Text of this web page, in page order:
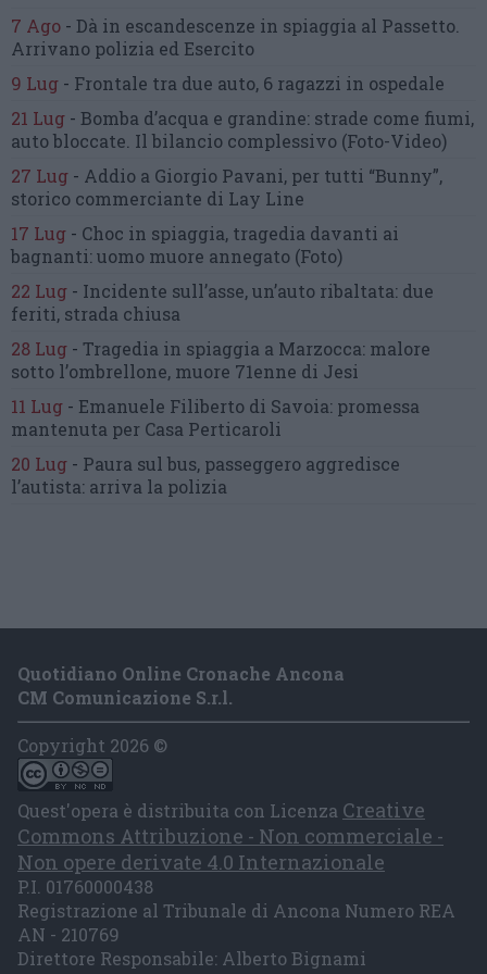
7 Ago - Dà in escandescenze in spiaggia al Passetto.
Arrivano polizia ed Esercito
9 Lug - Frontale tra due auto, 6 ragazzi in ospedale
21 Lug - Bomba d’acqua e grandine: strade come fiumi,
auto bloccate. Il bilancio complessivo (Foto-Video)
27 Lug - Addio a Giorgio Pavani, per tutti “Bunny”,
storico commerciante di Lay Line
17 Lug - Choc in spiaggia, tragedia davanti ai
bagnanti:uomo muore annegato (Foto)
22 Lug - Incidente sull’asse, un’auto ribaltata: due
feriti, strada chiusa
28 Lug - Tragedia in spiaggia a Marzocca: malore
sotto l’ombrellone, muore 71enne di Jesi
11 Lug - Emanuele Filiberto di Savoia: promessa
mantenuta per Casa Perticaroli
20 Lug - Paura sul bus, passeggero aggredisce
l’autista: arriva la polizia
Quotidiano Online Cronache Ancona
CM Comunicazione S.r.l.
Copyright 2026 ©
Quest'opera è distribuita con Licenza Creative
Commons Attribuzione - Non commerciale -
Non opere derivate 4.0 Internazionale
P.I. 01760000438
Registrazione al Tribunale di Ancona Numero REA
AN - 210769
Direttore Responsabile: Alberto Bignami